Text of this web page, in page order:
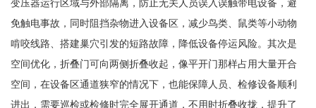
变压器运行区域与外部隔离，防止无关人员误入误触带电设备，避
免触电事故，同时阻挡杂物进入设备区，减少鸟类、鼠类等小动物
啃咬线路、搭建巢穴引发的短路故障，降低设备停运风险。其次是
空间优化，折叠门可向两侧折叠收起，像平开门那样占用大量开合
空间，在设备区通道狭窄的情况下，也能保障人员、检修设备顺利
进出，需要巡检或检修时完全展开通道，不用时折叠收拢，提升了